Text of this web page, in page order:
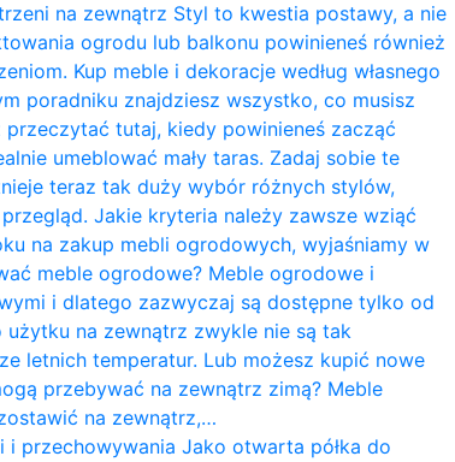
na zewnątrz Styl to kwestia postawy, a nie
ogrodu lub balkonu powinieneś również
Kup meble i dekoracje według własnego
poradniku znajdziesz wszystko, co musisz
tutaj, kiedy powinieneś zacząć
umeblować mały taras. Zadaj sobie te
teraz tak duży wybór różnych stylów,
Jakie kryteria należy zawsze wziąć
na zakup mebli ogrodowych, wyjaśniamy w
meble ogrodowe? Meble ogrodowe i
i dlatego zazwyczaj są dostępne tylko od
na zewnątrz zwykle nie są tak
letnich temperatur. Lub możesz kupić nowe
przebywać na zewnątrz zimą? Meble
na zewnątrz,…
i przechowywania Jako otwarta półka do